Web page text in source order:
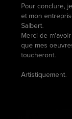
Pour conclure,
et mon
Salbert.
Merci de
que mes
toucheront.
Artistiquement.